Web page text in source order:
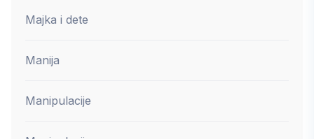
Majka i dete
Manija
Manipulacije